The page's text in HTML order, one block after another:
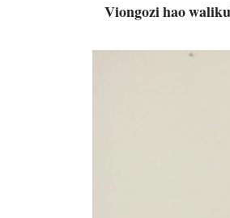
Viongozi hao